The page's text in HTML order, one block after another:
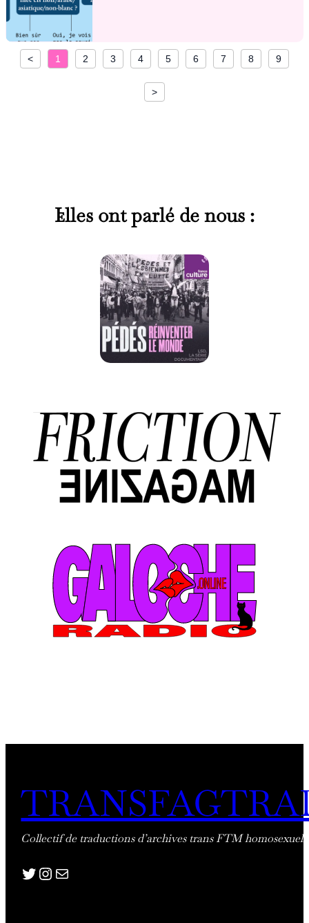
< 1 2 3 4 5 6 7 8 9
>
I·Elles ont parlé de nous :
Collectif de traductions d’archives trans FTM
twitter
insta
adresse mail